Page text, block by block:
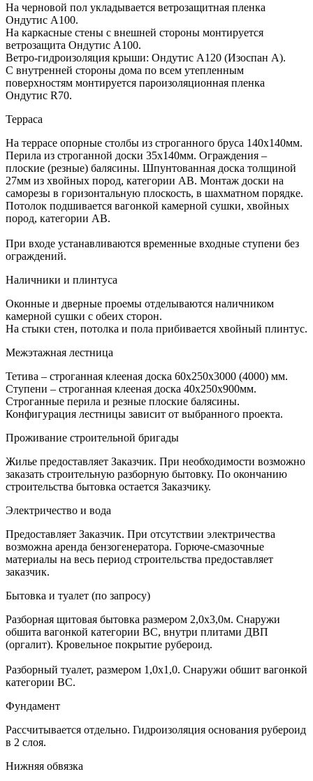
На черновой пол укладывается ветрозащитная пленка
Ондутис А100.
На каркасные стены с внешней стороны монтируется
ветрозащита Ондутис А100.
Ветро-гидроизоляция крыши: Ондутис А120 (Изоспан А).
С внутренней стороны дома по всем утепленным
поверхностям монтируется пароизоляционная пленка
Ондутис R70.
Терраса
На террасе опорные столбы из строганного бруса 140х140мм.
Перила из строганной доски 35х140мм. Ограждения –
плоские (резные) балясины. Шпунтованная доска толщиной
27мм из хвойных пород, категории АВ. Монтаж доски на
саморезы в горизонтальную плоскость, в шахматном порядке.
Потолок подшивается вагонкой камерной сушки, хвойных
пород, категории АВ.
При входе устанавливаются временные входные ступени без
ограждений.
Наличники и плинтуса
Оконные и дверные проемы отделываются наличником
камерной сушки с обеих сторон.
На стыки стен, потолка и пола прибивается хвойный плинтус.
Межэтажная лестница
Тетива – строганная клееная доска 60х250х3000 (4000) мм.
Ступени – строганная клееная доска 40х250х900мм.
Строганные перила и резные плоские балясины.
Конфигурация лестницы зависит от выбранного проекта.
Проживание строительной бригады
Жилье предоставляет Заказчик. При необходимости возможно
заказать строительную разборную бытовку. По окончанию
строительства бытовка остается Заказчику.
Электричество и вода
Предоставляет Заказчик. При отсутствии электричества
возможна аренда бензогенератора. Горюче-смазочные
материалы на весь период строительства предоставляет
заказчик.
Бытовка и туалет (по запросу)
Разборная щитовая бытовка размером 2,0х3,0м. Снаружи
обшита вагонкой категории ВС, внутри плитами ДВП
(оргалит). Кровельное покрытие рубероид.
Разборный туалет, размером 1,0х1,0. Снаружи обшит вагонкой
категории ВС.
Фундамент
Рассчитывается отдельно. Гидроизоляция основания рубероид
в 2 слоя.
Нижняя обвязка